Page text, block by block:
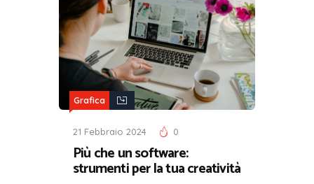
Grafica
21 Febbraio 2024 0
Più che un software:
strumenti per la tua creatività